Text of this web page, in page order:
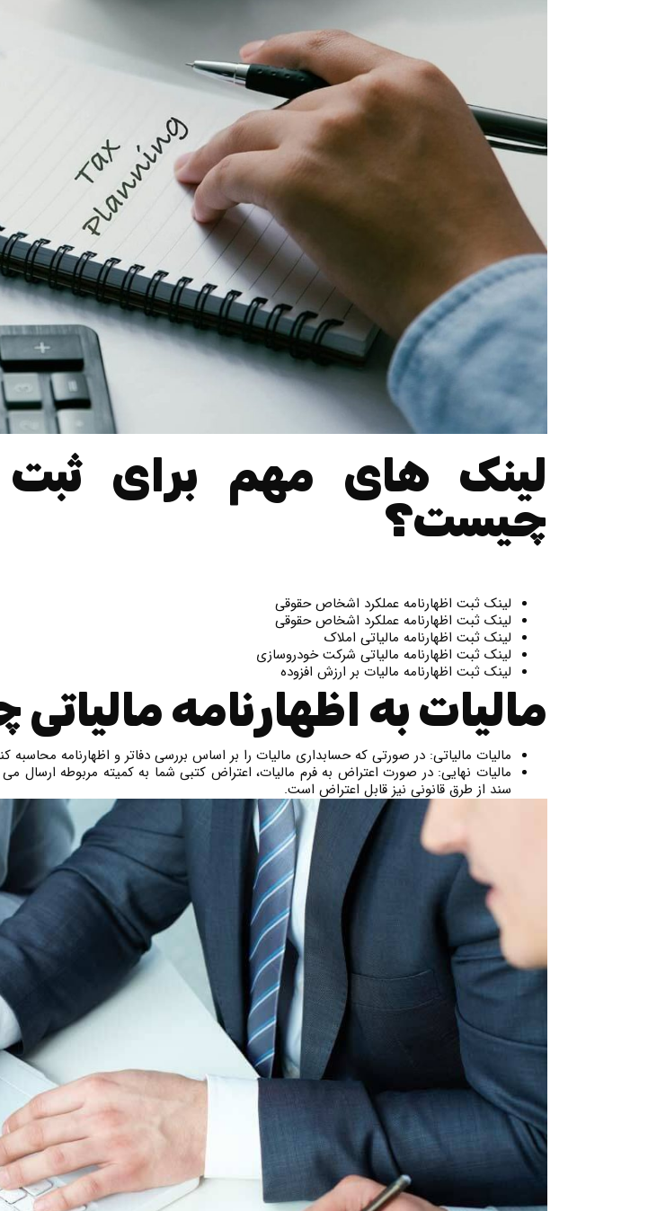
لینک های مهم برای ثبت
چیست؟
لینک ثبت اظهارنامه عملکرد اشخاص حقوقی
لینک ثبت اظهارنامه عملکرد اشخاص حقوقی
لینک ثبت اظهارنامه مالیاتی املاک
لینک ثبت اظهارنامه مالیاتی شرکت خودروسازی
لینک ثبت اظهارنامه مالیات بر ارزش افزوده
مالیات به اظهارنامه
مالیات مالیاتی: در صورتی که حسابداری مالیات را بر اساس بررسی دفاتر و اظهارنامه محاسبه
مالیات نهایی: در صورت اعتراض به فرم مالیات، اعتراض کتبی شما به کمیته مربوطه ارسال
سند از طرق قانونی نیز قابل اعتراض است.